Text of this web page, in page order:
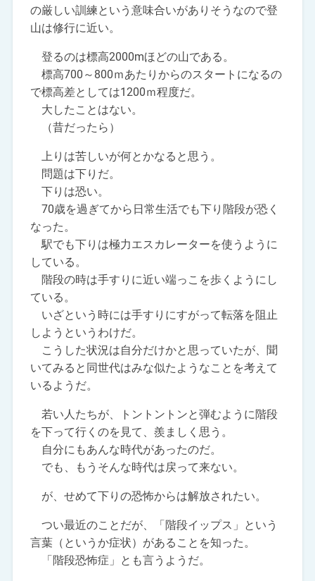
の厳しい訓練という意味合いがありそうなので登
山は修行に近い。
登るのは標高2000mほどの山である。
標高700～800ｍあたりからのスタートになるの
で標高差としては1200ｍ程度だ。
大したことはない。
（昔だったら）
上りは苦しいが何とかなると思う。
問題は下りだ。
下りは恐い。
70歳を過ぎてから日常生活でも下り階段が恐く
なった。
駅でも下りは極力エスカレーターを使うように
している。
階段の時は手すりに近い端っこを歩くようにし
ている。
いざという時には手すりにすがって転落を阻止
しようというわけだ。
こうした状況は自分だけかと思っていたが、聞
いてみると同世代はみな似たようなことを考えて
いるようだ。
若い人たちが、トントントンと弾むように階段
を下って行くのを見て、羨ましく思う。
自分にもあんな時代があったのだ。
でも、もうそんな時代は戻って来ない。
が、せめて下りの恐怖からは解放されたい。
つい最近のことだが、「階段イップス」という
言葉（というか症状）があることを知った。
「階段恐怖症」とも言うようだ。